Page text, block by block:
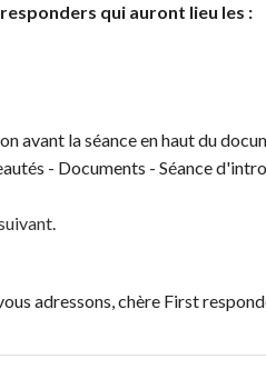
qui auront lieu les :
avant la séance en haut du
- Documents - Séance
.
adressons, chère First